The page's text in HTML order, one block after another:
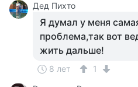
Дед Пихто
Я думал у меня
проблема,так вот
жить дальше!
8 лет
1